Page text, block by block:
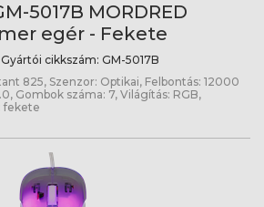
5017B MORDRED
egér - Fekete
Gyártói cikkszám: GM-5017B
825, Szenzor: Optikai, Felbontás: 12000
Gombok száma: 7, Világítás: RGB,
fekete